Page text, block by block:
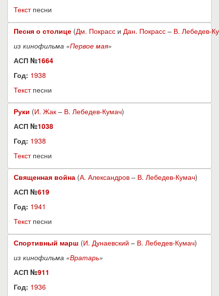
Текстпесни
Песня о столице (Дм. Покрасс и Дан. Покрасс – В. Лебедев-
из кинофильма «Первое мая»
АСП №1664
Год: 1938
Текстпесни
Руки (И. Жак – В. Лебедев-Кумач)
АСП №1038
Год: 1938
Текстпесни
Священная война (А. Александров – В. Лебедев-Кумач)
АСП №619
Год: 1941
Текстпесни
Спортивный марш (И. Дунаевский – В. Лебедев-Кумач)
из кинофильма «Вратарь»
АСП №911
Год: 1936